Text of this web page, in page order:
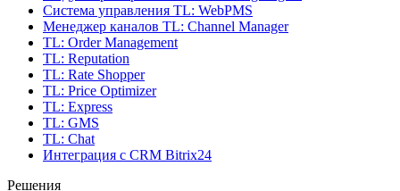
Система управления TL: WebPMS
Менеджер каналов TL: Channel Manager
TL: Order Management
TL: Reputation
TL: Rate Shopper
TL: Price Optimizer
TL: Express
TL: GMS
TL: Chat
Интеграция с CRM Bitrix24
Решения